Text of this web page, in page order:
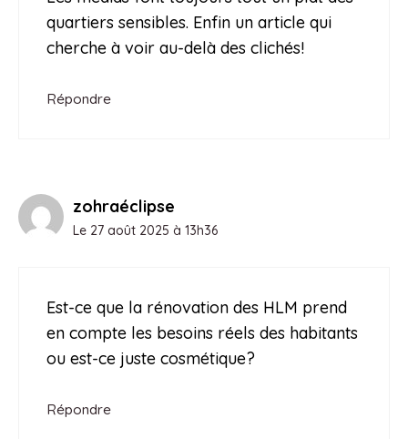
quartiers sensibles. Enfin un article qui
cherche à voir au-delà des clichés!
Répondre
zohraéclipse
Le 27 août 2025 à 13h36
Est-ce que la rénovation des HLM prend
en compte les besoins réels des habitants
ou est-ce juste cosmétique?
Répondre